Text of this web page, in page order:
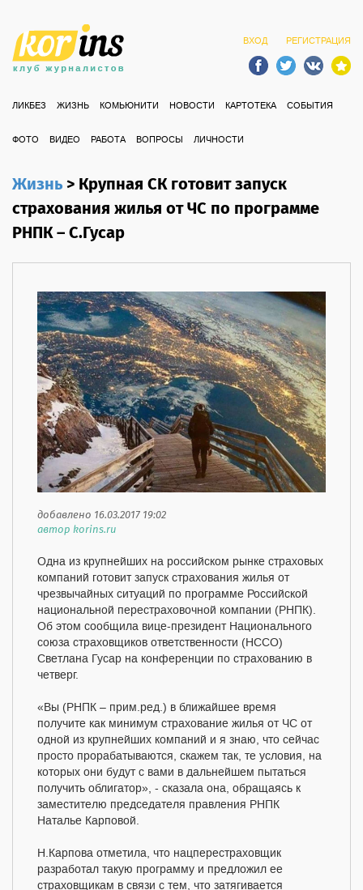
ВХОД РЕГИСТРАЦИЯ
ЛИКБЕЗ ЖИЗНЬ КОМЬЮНИТИ НОВОСТИ КАРТОТЕКА СОБЫТИЯ
ФОТО ВИДЕО РАБОТА ВОПРОСЫ ЛИЧНОСТИ
Жизнь>Крупная СК готовит запуск
страхования жилья от ЧС по программе
РНПК – С.Гусар
добавлено 16.03.2017 19:02
автор korins.ru
Одна из крупнейших на российском рынке страховых
компаний готовит запуск страхования жилья от
чрезвычайных ситуаций по программе Российской
национальной перестраховочной компании (РНПК).
Об этом сообщила вице-президент Национального
союза страховщиков ответственности (НССО)
Светлана Гусар на конференции по страхованию в
четверг.
«Вы (РНПК – прим.ред.) в ближайшее время
получите как минимум страхование жилья от ЧС от
одной из крупнейших компаний и я знаю, что сейчас
просто прорабатываются, скажем так, те условия, на
которых они будут с вами в дальнейшем пытаться
получить облигатор», - сказала она, обращаясь к
заместителю председателя правления РНПК
Наталье Карповой.
Н.Карпова отметила, что нацперестраховщик
разработал такую программу и предложил ее
страховщикам в связи с тем, что затягивается